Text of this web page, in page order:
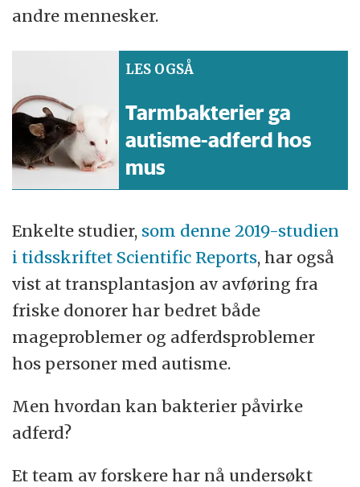
andre mennesker.
LES OGSÅ
Tarmbakterier ga
autisme-adferd hos
mus
Enkelte studier, som denne 2019-studien
i tidsskriftet Scientific Reports, har også
vist at transplantasjon av avføring fra
friske donorer har bedret både
mageproblemer og adferdsproblemer
hos personer med autisme.
Men hvordan kan bakterier påvirke
adferd?
Et team av forskere har nå undersøkt